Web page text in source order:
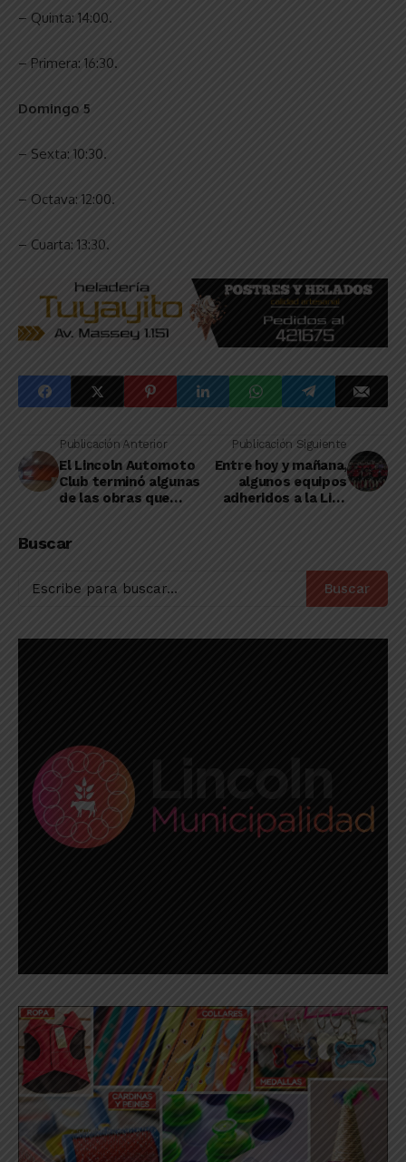
– Quinta: 14:00.
– Primera: 16:30.
Domingo 5
– Sexta: 10:30.
– Octava: 12:00.
– Cuarta: 13:30.
Publicación Anterior
El Lincoln Automoto
Club terminó algunas
de las obras que
Publicación Siguiente
Entre hoy y mañana,
algunos equipos
adheridos a la Liga
Buscar
Buscar